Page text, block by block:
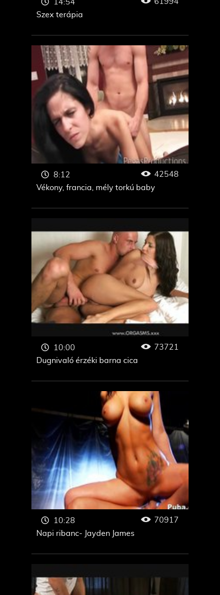
Szex terápia
14:54
Vékony, francia, mély torkú baby
8:12 42548
Dugnivaló érzéki barna cica
10:00 73721
Napi ribanc- Jayden James
10:28 70917